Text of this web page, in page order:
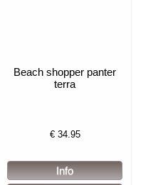
Beach shopper panter
terra
€ 34.95